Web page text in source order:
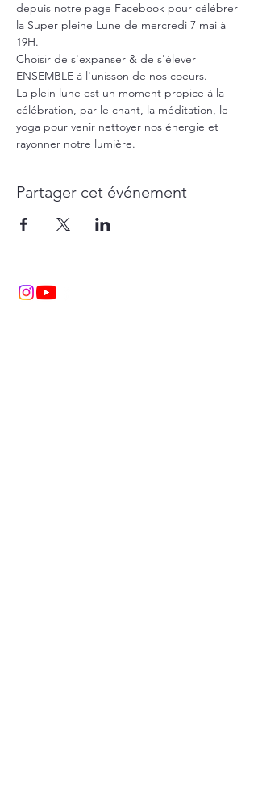
depuis notre page Facebook pour célébrer
la Super pleine Lune de mercredi 7 mai à
19H.
Choisir de s'expanser & de s'élever
ENSEMBLE à l'unisson de nos coeurs.
La plein lune est un moment propice à la
célébration, par le chant, la méditation, le
yoga pour venir nettoyer nos énergie et
rayonner notre lumière.
Partager cet événement